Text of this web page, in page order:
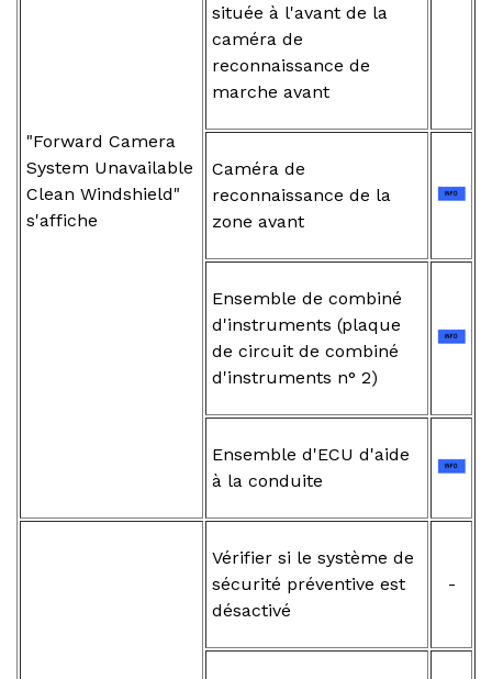
"Forward Camera
System Unavailable
Clean Windshield"
s'affiche
située à l'avant de la
caméra de
reconnaissance de
marche avant
Caméra de
reconnaissance de la
zone avant
Ensemble de combiné
d'instruments (plaque
de circuit de combiné
d'instruments n° 2)
Ensemble d'ECU d'aide
à la conduite
Vérifier si le système de
sécurité préventive est
désactivé
-